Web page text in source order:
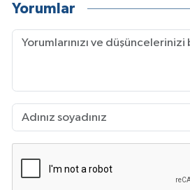
Yorumlar